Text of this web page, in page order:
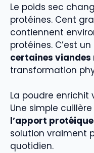
Le poids sec
protéines. Cent
contiennent
protéines. C’est un
certaines viandes
transformation
La poudre
Une simple
l’apport
solution vraiment
quotidien.